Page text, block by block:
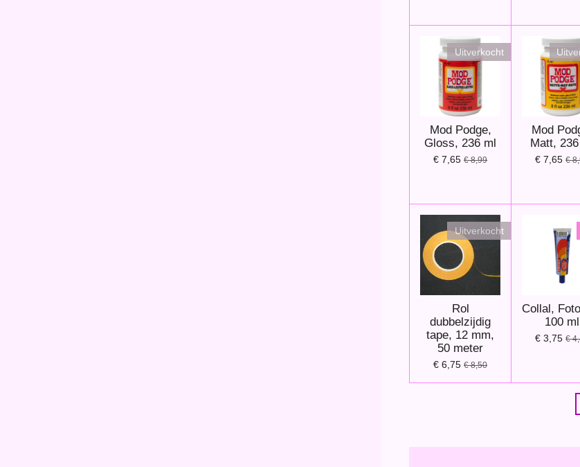
Uitverkocht
Mod Podge,
Gloss, 236 ml
€ 7,65 € 8,99
Mod
Matt,
€ 7,65 €
Uitverkocht
Rol
dubbelzijdig
tape, 12 mm,
50 meter
€ 6,75 € 8,50
Collal,
100 ml
€ 3,75 €